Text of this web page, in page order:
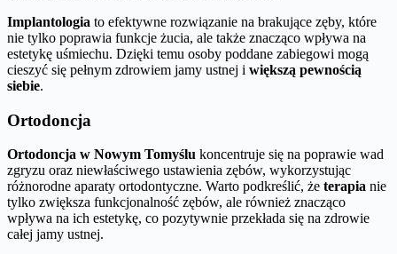
Implantologia to efektywne rozwiązanie na brakujące zęby, które
nie tylko poprawia funkcje żucia, ale także znacząco wpływa na
estetykę uśmiechu. Dzięki temu osoby poddane zabiegowi mogą
cieszyć się pełnym zdrowiem jamy ustnej i większą pewnością
siebie.
Ortodoncja
Ortodoncja w Nowym Tomyślu koncentruje się na poprawie wad
zgryzu oraz niewłaściwego ustawienia zębów, wykorzystując
różnorodne aparaty ortodontyczne. Warto podkreślić, że terapia nie
tylko zwiększa funkcjonalność zębów, ale również znacząco
wpływa na ich estetykę, co pozytywnie przekłada się na zdrowie
całej jamy ustnej.